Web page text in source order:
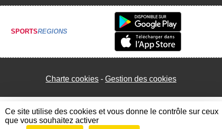
SPORTSREGIONS
Charte cookies Gestion des cookies
Ce site utilise des cookies et vous donne le contrôle sur ceux
que vous souhaitez activer